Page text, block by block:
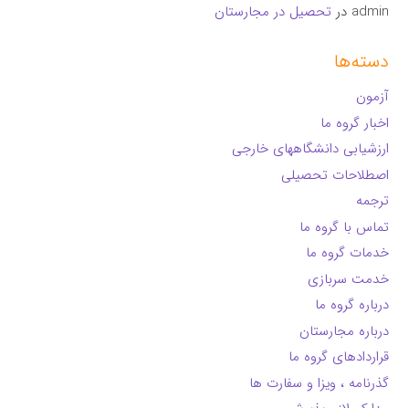
admin در تحصیل در مجارستان
دسته‌ها
آزمون
اخبار گروه ما
ارزشیابی دانشگاههای خارجی
اصطلاحات تحصیلی
ترجمه
تماس با گروه ما
خدمات گروه ما
خدمت سربازی
درباره گروه ما
درباره مجارستان
قراردادهای گروه ما
گذرنامه ، ویزا و سفارت ها